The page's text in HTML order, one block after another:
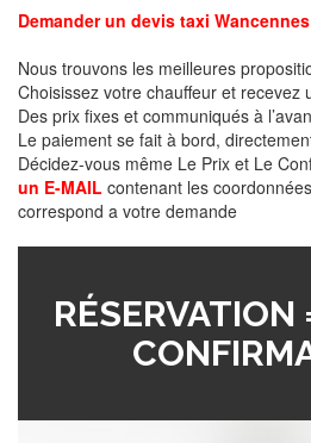
Demander un devis taxi
Nous trouvons les meilleures
Choisissez votre chauffeur et recevez
Des prix fixes et communiqués à
Le paiement se fait à bord,
Décidez-vous même Le Prix et Le
un E-MAIL contenant les
correspond a votre demande
RÉSERVATION